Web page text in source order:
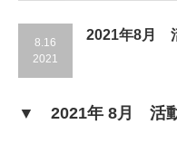
8.16
2021
2021年8月
▼ 2021年 8月 活動